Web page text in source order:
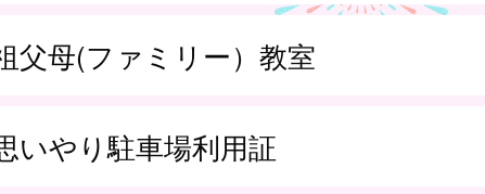
父母(ファミリー）教室
いやり駐車場利用証